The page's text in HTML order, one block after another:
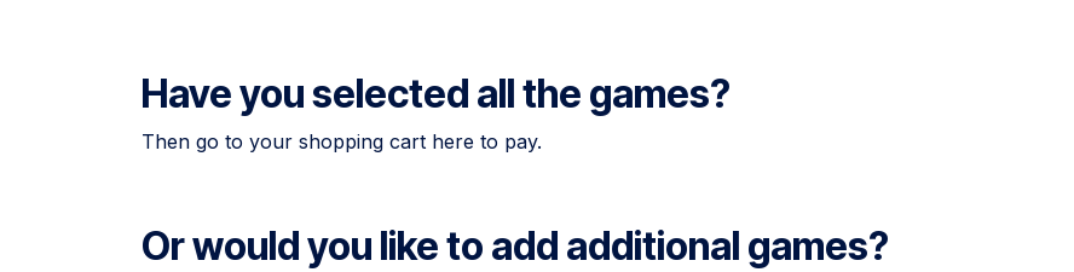
Have you selected all the games?
Then go to your shopping cart here to pay.
Or would you like to add additional games?